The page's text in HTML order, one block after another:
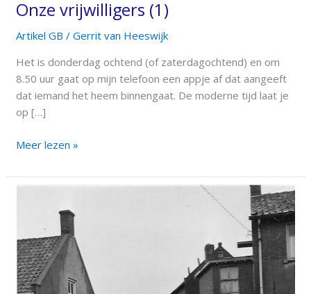
Onze vrijwilligers (1)
Artikel GB /Gerrit van Heeswijk
Het is donderdag ochtend (of zaterdagochtend) en om
8.50 uur gaat op mijn telefoon een appje af dat aangeeft
dat iemand het heem binnengaat. De moderne tijd laat je
op […]
Meer lezen »
straat?